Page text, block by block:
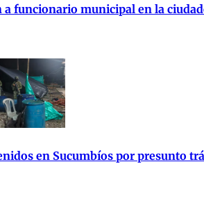
a funcionario municipal en la
en Sucumbíos por presunto